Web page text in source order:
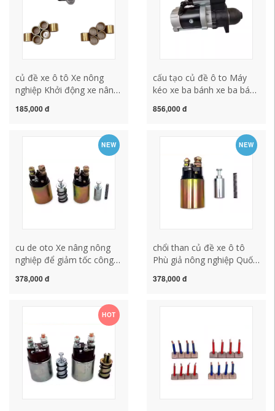
củ đề xe ô tô Xe nông
nghiệp Khởi động xe nâng
lực Đồng 1409.1315.158
củ đề ô tô cấu tạo củ đề
185,000 đ
cấu tạo củ đề ô to Máy
kéo xe ba bánh xe ba bánh
lanh đơn động cơ Khởi
158D.1315.154e.3q5a sửa
chữa củ đề ô to củ đề ô
856,000 đ
NEW
cu de oto Xe nâng nông
nghiệp để giảm tốc công
Công tắc từ tính. Gói hút
nguyên chất mô tơ đề xe
ô tô sửa chữa củ đề ô tô
378,000 đ
NEW
chổi than củ đề xe ô tô
Phù giả nông nghiệp Quốc
Động lực Công tắc điện từ.
378,000 đ
HOT